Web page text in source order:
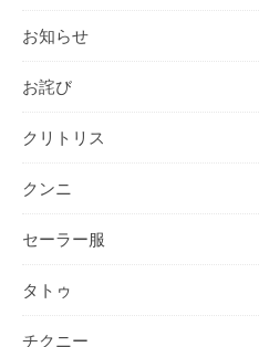
お知らせ
お詫び
クリトリス
クンニ
セーラー服
タトゥ
チクニー